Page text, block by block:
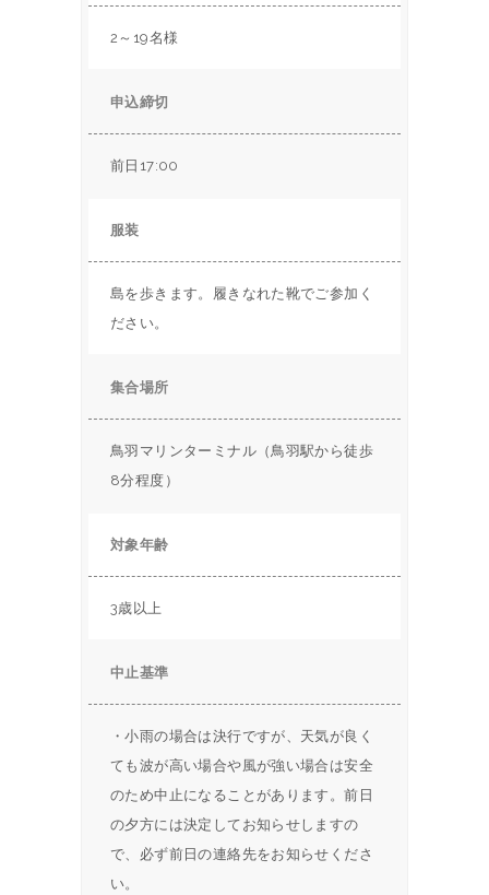
2～19名様
申込締切
前日17:00
服装
島を歩きます。履きなれた靴でご参加く
ださい。
集合場所
鳥羽マリンターミナル（鳥羽駅から徒歩
8分程度）
対象年齢
3歳以上
中止基準
・小雨の場合は決行ですが、天気が良く
ても波が高い場合や風が強い場合は安全
のため中止になることがあります。前日
の夕方には決定してお知らせしますの
で、必ず前日の連絡先をお知らせくださ
い。